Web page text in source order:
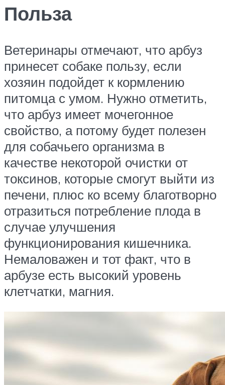
Польза
Ветеринары отмечают, что арбуз
принесет собаке пользу, если
хозяин подойдет к кормлению
питомца с умом. Нужно отметить,
что арбуз имеет мочегонное
свойство, а потому будет полезен
для собачьего организма в
качестве некоторой очистки от
токсинов, которые смогут выйти из
печени, плюс ко всему благотворно
отразиться потребление плода в
случае улучшения
функционирования кишечника.
Немаловажен и тот факт, что в
арбузе есть высокий уровень
клетчатки, магния.